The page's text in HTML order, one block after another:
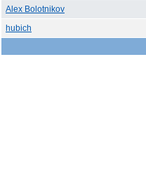
Alex Bolotnikov
hubich